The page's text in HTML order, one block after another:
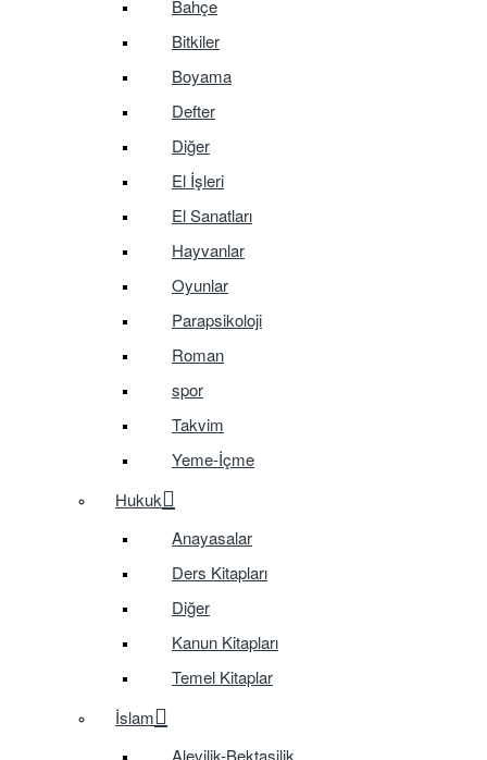
Bahçe
Bitkiler
Boyama
Defter
Diğer
El İşleri
El Sanatları
Hayvanlar
Oyunlar
Parapsikoloji
Roman
spor
Takvim
Yeme-İçme
Hukuk
Anayasalar
Ders Kitapları
Diğer
Kanun Kitapları
Temel Kitaplar
İslam
Alevilik-Bektaşilik